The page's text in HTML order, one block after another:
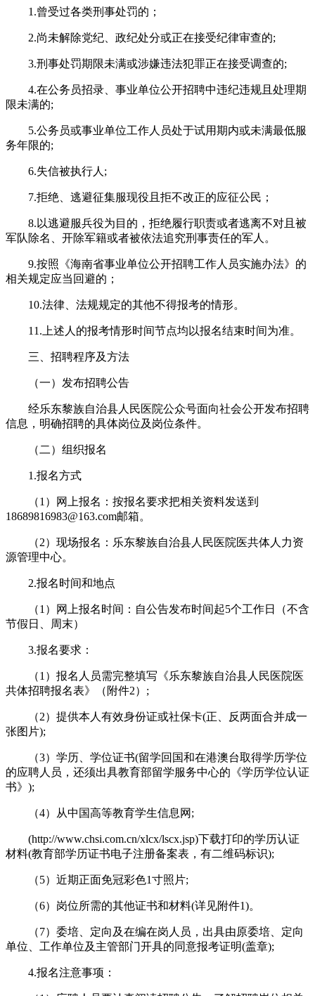
1.曾受过各类刑事处罚的；
2.尚未解除党纪、政纪处分或正在接受纪律审查的;
3.刑事处罚期限未满或涉嫌违法犯罪正在接受调查的;
4.在公务员招录、事业单位公开招聘中违纪违规且处理期
限未满的;
5.公务员或事业单位工作人员处于试用期内或未满最低服
务年限的;
6.失信被执行人;
7.拒绝、逃避征集服现役且拒不改正的应征公民；
8.以逃避服兵役为目的，拒绝履行职责或者逃离不对且被
军队除名、开除军籍或者被依法追究刑事责任的军人。
9.按照《海南省事业单位公开招聘工作人员实施办法》的
相关规定应当回避的；
10.法律、法规规定的其他不得报考的情形。
11.上述人的报考情形时间节点均以报名结束时间为准。
三、招聘程序及方法
（一）发布招聘公告
经乐东黎族自治县人民医院公众号面向社会公开发布招聘
信息，明确招聘的具体岗位及岗位条件。
（二）组织报名
1.报名方式
（1）网上报名：按报名要求把相关资料发送到
18689816983@163.com邮箱。
（2）现场报名：乐东黎族自治县人民医院医共体人力资
源管理中心。
2.报名时间和地点
（1）网上报名时间：自公告发布时间起5个工作日（不含
节假日、周末）
3.报名要求：
（1）报名人员需完整填写《乐东黎族自治县人民医院医
共体招聘报名表》（附件2）;
（2）提供本人有效身份证或社保卡(正、反两面合并成一
张图片);
（3）学历、学位证书(留学回国和在港澳台取得学历学位
的应聘人员，还须出具教育部留学服务中心的《学历学位认证
书》);
（4）从中国高等教育学生信息网;
(http://www.chsi.com.cn/xlcx/lscx.jsp)下载打印的学历认证
材料(教育部学历证书电子注册备案表，有二维码标识);
（5）近期正面免冠彩色1寸照片;
（6）岗位所需的其他证书和材料(详见附件1)。
（7）委培、定向及在编在岗人员，出具由原委培、定向
单位、工作单位及主管部门开具的同意报考证明(盖章);
4.报名注意事项：